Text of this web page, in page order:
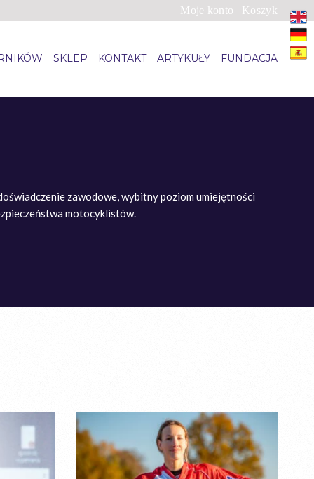
Moje konto | Koszyk
SKLEP KONTAKT ARTYKUŁY FUNDACJA
zawodowe, wybitny poziom umiejętności
motocyklistów.